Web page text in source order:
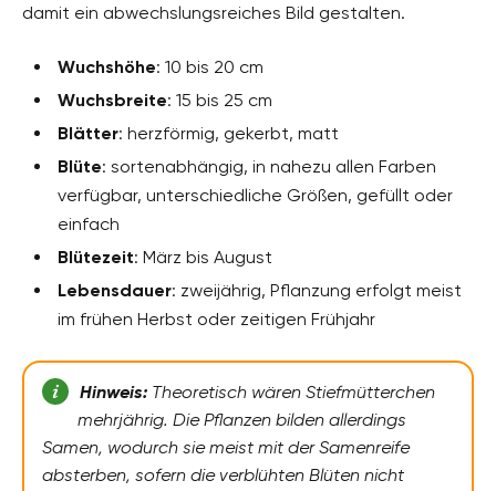
damit ein abwechslungsreiches Bild gestalten.
Wuchshöhe: 10 bis 20 cm
Wuchsbreite: 15 bis 25 cm
Blätter: herzförmig, gekerbt, matt
Blüte: sortenabhängig, in nahezu allen Farben
verfügbar, unterschiedliche Größen, gefüllt oder
einfach
Blütezeit: März bis August
Lebensdauer: zweijährig, Pflanzung erfolgt meist
im frühen Herbst oder zeitigen Frühjahr
Hinweis: Theoretisch wären Stiefmütterchen
mehrjährig. Die Pflanzen bilden allerdings
Samen, wodurch sie meist mit der Samenreife
absterben, sofern die verblühten Blüten nicht